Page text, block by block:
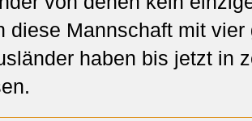
diese Mannschaft mit
haben bis jetzt in